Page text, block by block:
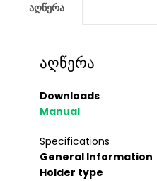
აღწერა
აღწერა
Downloads
Manual
Specifications
General Information
Holder type